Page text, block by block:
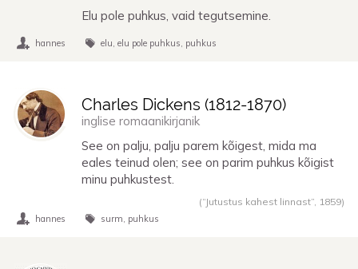
Elu pole puhkus, vaid tegutsemine.
hannes elu elu pole puhkus puhkus
Charles Dickens (1812-1870)
inglise romaanikirjanik
See on palju, palju parem kõigest, mida ma
eales teinud olen; see on parim puhkus kõigist
minu puhkustest.
(“Jutustus kahest linnast”, 1859)
hannes surm puhkus